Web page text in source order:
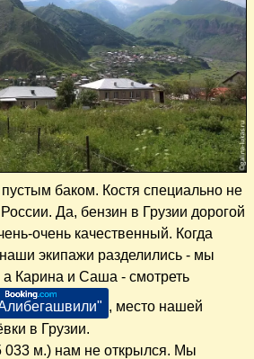
пустым баком. Костя специально не
Да, бензин в Грузии дорогой
очень качественный. Когда
экипажи разделились - мы
Карина и Саша - смотреть
, место нашей
в Грузии.
033 м.) нам не открылся. Мы